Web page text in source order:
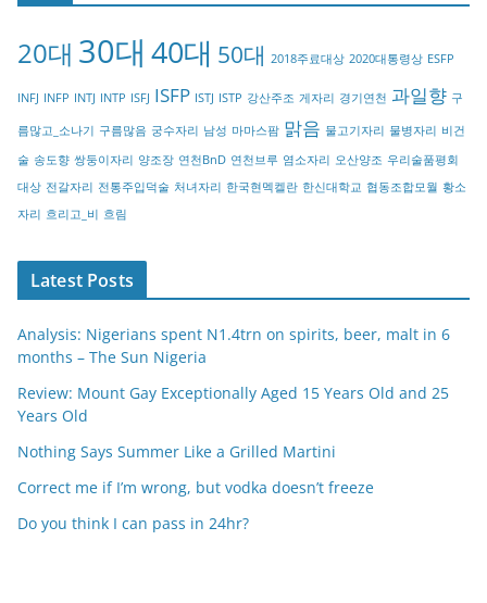
o
y
20대 30대 40대 50대 2018주료대상 2020대통령상 ESFP
INFJ INFP INTJ INTP ISFJ ISFP ISTJ ISTP 강산주조 게자리 경기연천 과일향 구
름많고_소나기 구름많음 궁수자리 남성 마마스팜 맑음 물고기자리 물병자리 비건
술 송도향 쌍둥이자리 양조장 연천BnD 연천브루 염소자리 오산양조 우리술품평회
대상 전갈자리 전통주입덕술 처녀자리 한국현멕켈란 한신대학교 협동조합모월 황소
자리 흐리고_비 흐림
Latest Posts
Analysis: Nigerians spent N1.4trn on spirits, beer, malt in 6
months – The Sun Nigeria
Review: Mount Gay Exceptionally Aged 15 Years Old and 25
Years Old
Nothing Says Summer Like a Grilled Martini
Correct me if I’m wrong, but vodka doesn’t freeze
Do you think I can pass in 24hr?